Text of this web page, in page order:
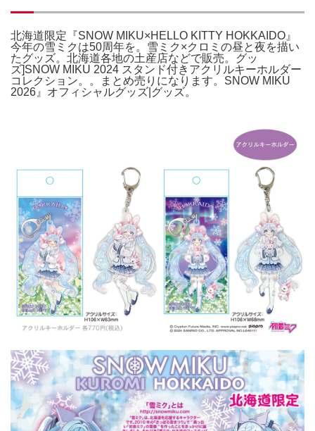
北海道限定『SNOW MIKU×HELLO KITTY HOKKAIDO』
今年の雪ミクは50周年を。雪ミク×クロミの昼と夜を描い
たグッズ。北海道各地の土産店などで販売。グッ
ズ]SNOW MIKU 2024 スタンド付きアクリルキーホルダー
コレクション。。まとめ売りになります。SNOW MIKU
2026』オフィシャルグッズ|グッズ。